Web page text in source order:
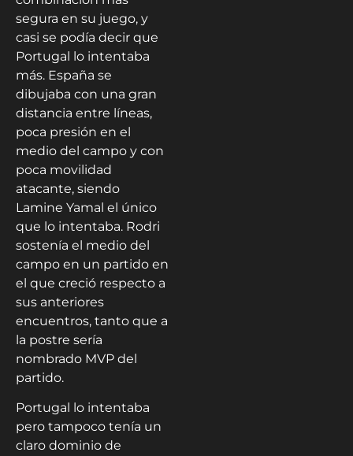
segura en su juego, y
casi se podía decir que
Portugal lo intentaba
más. España se
dibujaba con una gran
distancia entre líneas,
poca presión en el
medio del campo y con
poca movilidad
atacante, siendo
Lamine Yamal el único
que lo intentaba. Rodri
sostenía el medio del
campo en un partido en
el que creció respecto a
sus anteriores
encuentros, tanto que a
la postre sería
nombrado MVP del
partido.
Portugal lo intentaba
pero tampoco tenía un
claro dominio de